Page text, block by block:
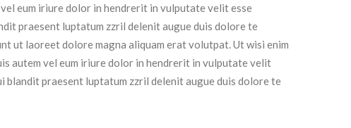
eum iriure dolor in hendrerit in vulputate velit esse
praesent luptatum zzril delenit augue duis dolore te
ut laoreet dolore magna aliquam erat volutpat. Ut wisi enim
autem vel eum iriure dolor in hendrerit in vulputate velit
blandit praesent luptatum zzril delenit augue duis dolore te